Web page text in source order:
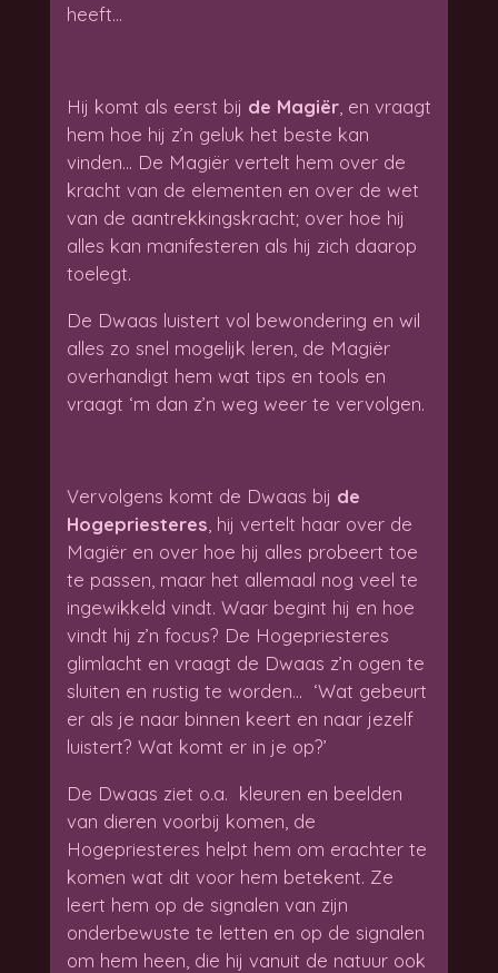
heeft…
Hij komt als eerst bij de Magiër, en vraagt
hem hoe hij z’n geluk het beste kan
vinden… De Magiër vertelt hem over de
kracht van de elementen en over de wet
van de aantrekkingskracht; over hoe hij
alles kan manifesteren als hij zich daarop
toelegt.
De Dwaas luistert vol bewondering en wil
alles zo snel mogelijk leren, de Magiër
overhandigt hem wat tips en tools en
vraagt ‘m dan z’n weg weer te vervolgen.
Vervolgens komt de Dwaas bij de
Hogepriesteres, hij vertelt haar over de
Magiër en over hoe hij alles probeert toe
te passen, maar het allemaal nog veel te
ingewikkeld vindt. Waar begint hij en hoe
vindt hij z’n focus? De Hogepriesteres
glimlacht en vraagt de Dwaas z’n ogen te
sluiten en rustig te worden… ‘Wat gebeurt
er als je naar binnen keert en naar jezelf
luistert? Wat komt er in je op?’
De Dwaas ziet o.a. kleuren en beelden
van dieren voorbij komen, de
Hogepriesteres helpt hem om erachter te
komen wat dit voor hem betekent. Ze
leert hem op de signalen van zijn
onderbewuste te letten en op de signalen
om hem heen, die hij vanuit de natuur ook